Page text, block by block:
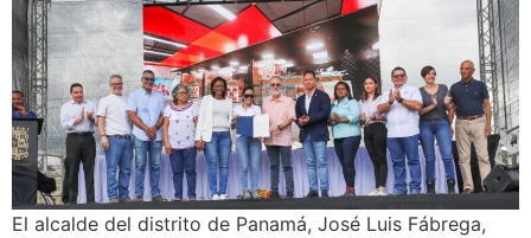
El alcalde del distrito de Panamá, José Luis Fábrega,